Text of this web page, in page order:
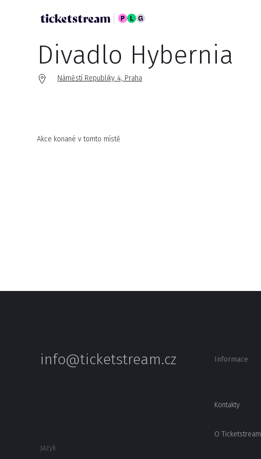
Divadlo Hybernia
Náměstí Republiky 4, Praha
Akce konané v tomto místě
info@ticketstream.cz
Jazyk
Informace
Kontakty
O Ticketstream